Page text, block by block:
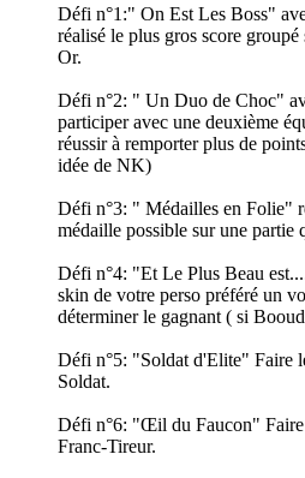
Défi n°1:" On Est Les Boss"
réalisé le plus gros score
Or.
Défi n°2: " Un Duo de Choc"
participer avec une deuxième
réussir à remporter plus de
idée de NK)
Défi n°3: " Médailles en Folie"
médaille possible sur une partie
Défi n°4: "Et Le Plus Beau
skin de votre perso préféré un
déterminer le gagnant ( si
Défi n°5: "Soldat d'Elite" Faire
Soldat.
Défi n°6: "Œil du Faucon" Faire
Franc-Tireur.